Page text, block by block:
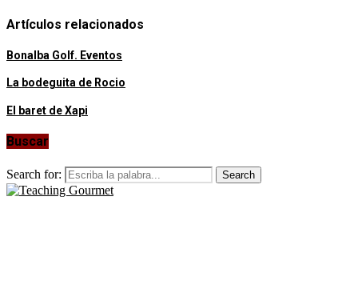
Artículos relacionados
Bonalba Golf. Eventos
La bodeguita de Rocio
El baret de Xapi
Buscar
Search for: Search